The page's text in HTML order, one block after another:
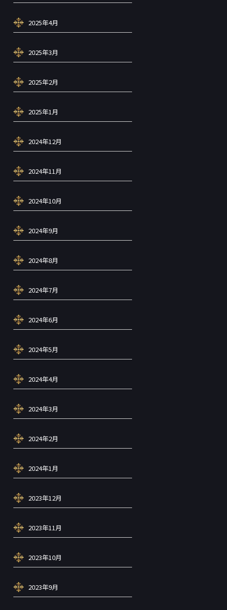
2025年4月
2025年3月
2025年2月
2025年1月
2024年12月
2024年11月
2024年10月
2024年9月
2024年8月
2024年7月
2024年6月
2024年5月
2024年4月
2024年3月
2024年2月
2024年1月
2023年12月
2023年11月
2023年10月
2023年9月